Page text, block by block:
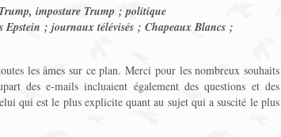
imposture Trump ; politique
Epstein ; journaux télévisés ; Chapeaux Blancs ;
les âmes sur ce plan. Merci pour les nombreux souhaits
des e-mails incluaient également des questions et des
qui est le plus explicite quant au sujet qui a suscité le plus